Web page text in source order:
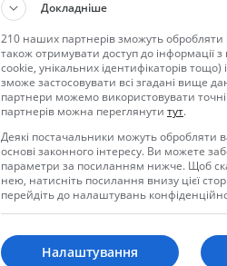
доступ к
хакера для
проверка на
многолетнему
Киев в Киевская
АвторCrakus
Сантехник
Все сантехнические
установка
расчеканка труб
холодной горячей
канализаций любой
Докладніше
210 наших партнерів зможуть обробляти
також отримувати доступ до інформації
cookie, унікальних ідентифікаторів тощо)
зможе застосовувати всі згадані вище
партнери можемо використовувати точні
партнерів можна переглянути тут.
Деякі постачальники можуть обробляти
основі законного інтересу. Ви можете
параметри за посиланням нижче. Щоб
нею, натисніть посилання внизу цієї
перейдіть до налаштувань
Налаштування